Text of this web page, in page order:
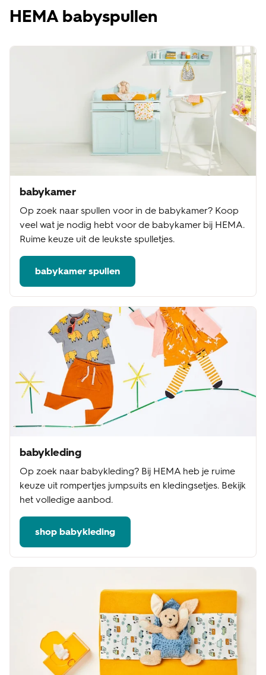
HEMA babyspullen
babykamer
Op zoek naar spullen voor in de babykamer? Koop
veel wat je nodig hebt voor de babykamer bij HEMA.
Ruime keuze uit de leukste spulletjes.
babykamer spullen
babykleding
Op zoek naar babykleding? Bij HEMA heb je ruime
keuze uit rompertjes jumpsuits en kledingsetjes. Bekijk
het volledige aanbod.
shop babykleding